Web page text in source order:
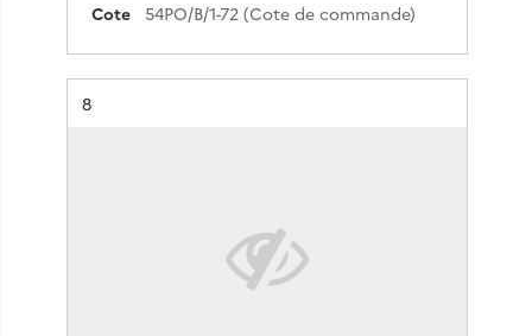
Cote
54PO/B/1-72 (Cote de commande)
Résultat n°
8